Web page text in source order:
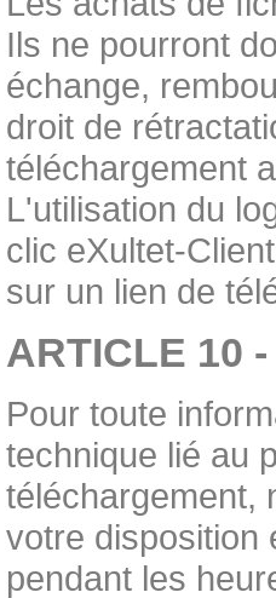
Ils ne pourront
échange,
droit de
téléchargement
L'utilisation du
clic eXultet-
sur un lien de
ARTICLE 10
Pour toute
technique lié au
téléchargement,
votre disposition
pendant les